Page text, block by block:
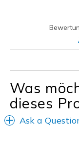
Was
dieses
Ask a